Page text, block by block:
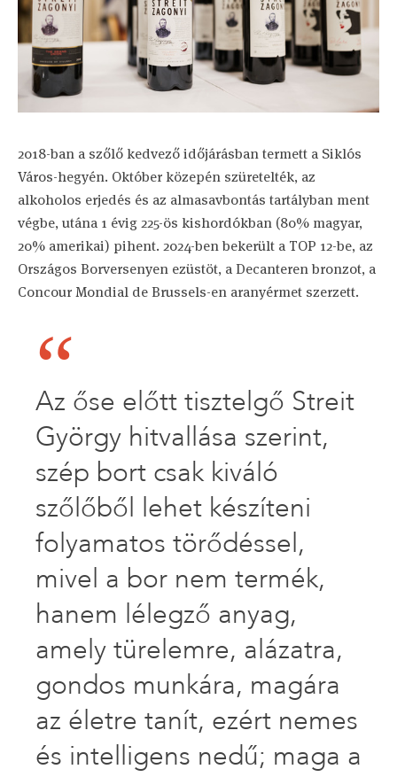
2018-ban a szőlő kedvező időjárásban termett a Siklós
Város-hegyén. Október közepén szüretelték, az
alkoholos erjedés és az almasavbontás tartályban ment
végbe, utána 1 évig 225-ös kishordókban (80% magyar,
20% amerikai) pihent. 2024-ben bekerült a TOP 12-be, az
Országos Borversenyen ezüstöt, a Decanteren bronzot, a
Concour Mondial de Brussels-en aranyérmet szerzett.
Az őse előtt tisztelgő Streit
György hitvallása szerint,
szép bort csak kiváló
szőlőből lehet készíteni
folyamatos törődéssel,
mivel a bor nem termék,
hanem lélegző anyag,
amely türelemre, alázatra,
gondos munkára, magára
az életre tanít, ezért nemes
és intelligens nedű; maga a